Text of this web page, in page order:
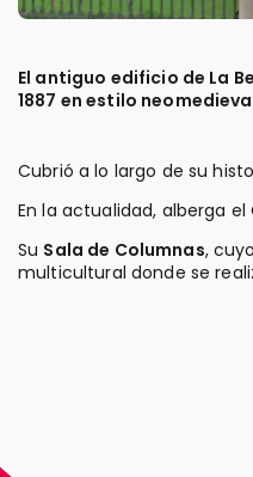
El antiguo edificio de La
1887 en estilo
Cubrió a lo largo de su
En la actualidad, alberga
Su Sala de Columnas,
multicultural donde se